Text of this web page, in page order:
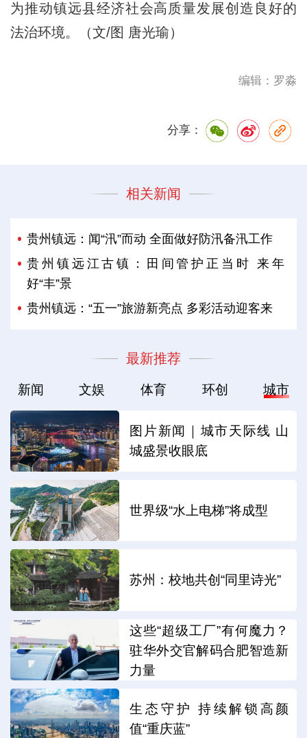
为推动镇远县经济社会高质量发展创造良好的
法治环境。（文/图 唐光瑜）
编辑：罗淼
分享：
相关新闻
贵州镇远：闻“汛”而动 全面做好防汛备汛工作
贵州镇远江古镇：田间管护正当时 来年
好“丰”景
贵州镇远：“五一”旅游新亮点 多彩活动迎客来
最新推荐
新闻 文娱 体育 环创 城市
图片新闻｜城市天际线 山
城盛景收眼底
世界级“水上电梯”将成型
苏州：校地共创“同里诗光”
这些“超级工厂”有何魔力？
驻华外交官解码合肥智造新
力量
生态守护 持续解锁高颜
值“重庆蓝”